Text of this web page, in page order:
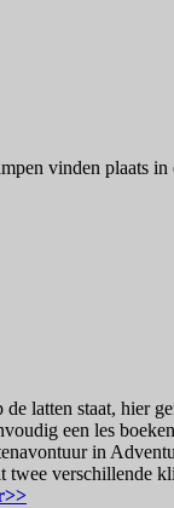
vinden plaats
latten staat, hier
een les
in
twee verschillende